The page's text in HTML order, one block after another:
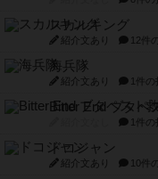
スカルキング
紹介文あり 12件
海兵隊
紹介文あり 1件の
Bitter End ブタペ
1件の
ドコジャン
紹介文あり 10件